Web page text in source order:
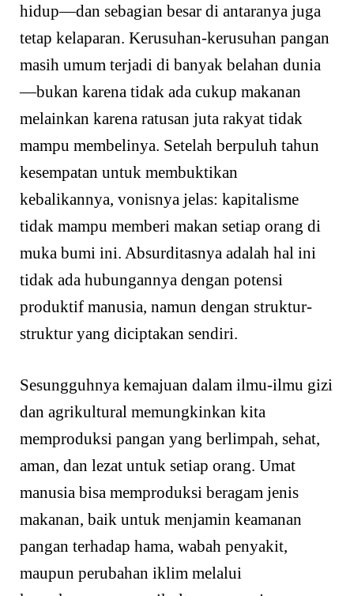
hidup—dan sebagian besar di antaranya juga
tetap kelaparan. Kerusuhan-kerusuhan pangan
masih umum terjadi di banyak belahan dunia
—bukan karena tidak ada cukup makanan
melainkan karena ratusan juta rakyat tidak
mampu membelinya. Setelah berpuluh tahun
kesempatan untuk membuktikan
kebalikannya, vonisnya jelas: kapitalisme
tidak mampu memberi makan setiap orang di
muka bumi ini. Absurditasnya adalah hal ini
tidak ada hubungannya dengan potensi
produktif manusia, namun dengan struktur-
struktur yang diciptakan sendiri.
Sesungguhnya kemajuan dalam ilmu-ilmu gizi
dan agrikultural memungkinkan kita
memproduksi pangan yang berlimpah, sehat,
aman, dan lezat untuk setiap orang. Umat
manusia bisa memproduksi beragam jenis
makanan, baik untuk menjamin keamanan
pangan terhadap hama, wabah penyakit,
maupun perubahan iklim melalui